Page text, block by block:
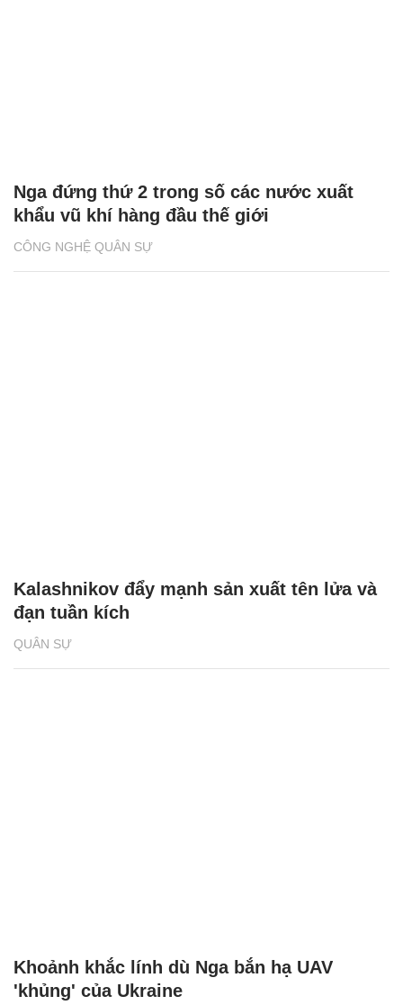
CÔNG NGHỆ QUÂN SỰ
Nga đứng thứ 2 trong số các nước xuất
khẩu vũ khí hàng đầu thế giới
QUÂN SỰ
Kalashnikov đẩy mạnh sản xuất tên lửa và
đạn tuần kích
Khoảnh khắc lính dù Nga bắn hạ UAV
'khủng' của Ukraine